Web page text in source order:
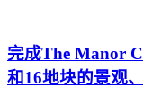
完成The Manor
和16地块的景观